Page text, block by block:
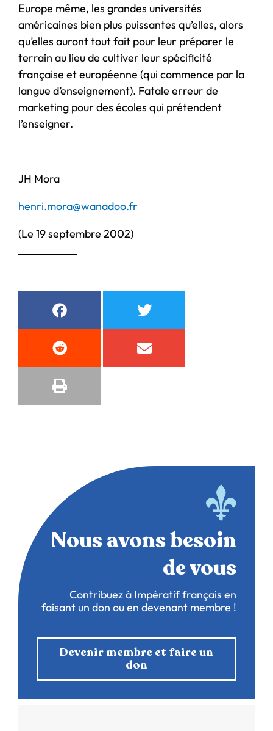
Europe même, les grandes universités
américaines bien plus puissantes qu’elles, alors
qu’elles auront tout fait pour leur préparer le
terrain au lieu de cultiver leur spécificité
française et européenne (qui commence par la
langue d’enseignement). Fatale erreur de
marketing pour des écoles qui prétendent
l’enseigner.
JH Mora
henri.mora@wanadoo.fr
(Le 19 septembre 2002)
Nous avons besoin
de vous
Contribuez à Impératif français en
faisant un don ou en devenant membre !
Devenir membre et faire un
don